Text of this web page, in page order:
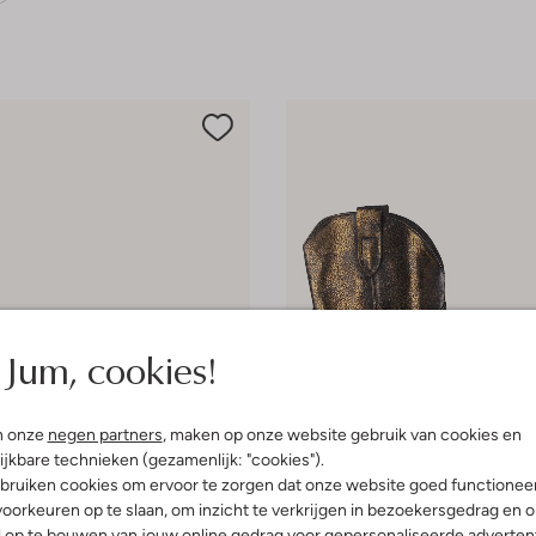
Jum, cookies!
onze negen partners, maken op onze website gebruik van cookies en
technieken (gezamenlijk: "cookies").
cookies om ervoor te zorgen dat onze website goed
op te slaan, om inzicht te verkrijgen in bezoekersgedrag en
Laatste item